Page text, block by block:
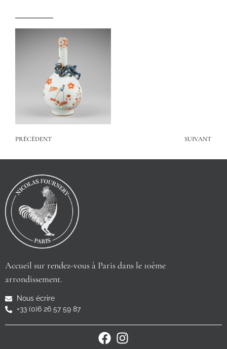
PRÉCÉDENT SUIVANT
Accueil sur rendez-vous à Paris dans le 10ème
arrondissement.
Nous écrire
+33 (0)6 26 57 59 87